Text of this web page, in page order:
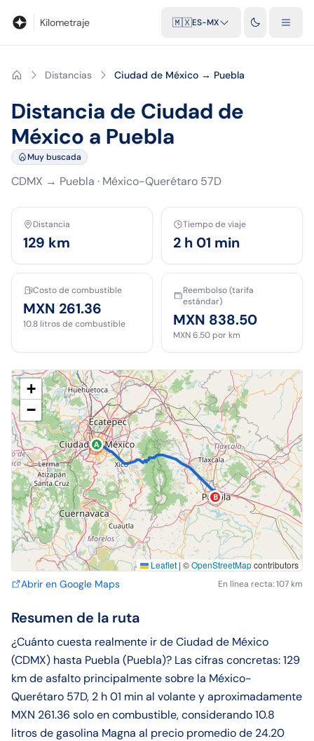
Kilometraje 🇲🇽ES-MX
Distancias Ciudad de México → Puebla
Distancia de Ciudad de
México a Puebla
Muy buscada
CDMX → Puebla · México-Querétaro 57D
Distancia
129 km
Tiempo de viaje
2 h 01 min
Costo de combustible
MXN 261.36
10.8 litros de combustible
Reembolso (tarifa
estándar)
MXN 838.50
MXN 6.50 por km
A
B
+
−
Leaflet | ©OpenStreetMapcontributors
Abrir en Google Maps En línea recta: 107 km
Resumen de la ruta
¿Cuánto cuesta realmente ir de Ciudad de México
(CDMX) hasta Puebla (Puebla)? Las cifras concretas: 129
km de asfalto principalmente sobre la México-
Querétaro 57D, 2 h 01 min al volante y aproximadamente
MXN 261.36 solo en combustible, considerando 10.8
litros de gasolina Magna al precio promedio de 24.20